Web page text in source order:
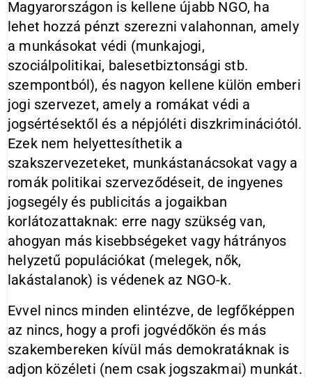
Magyarországon is kellene újabb NGO, ha
lehet hozzá pénzt szerezni valahonnan, amely
a munkásokat védi (munkajogi,
szociálpolitikai, balesetbiztonsági stb.
szempontból), és nagyon kellene külön emberi
jogi szervezet, amely a romákat védi a
jogsértésektől és a népjóléti diszkriminációtól.
Ezek nem helyettesíthetik a
szakszervezeteket, munkástanácsokat vagy a
romák politikai szerveződéseit, de ingyenes
jogsegély és publicitás a jogaikban
korlátozattaknak: erre nagy szükség van,
ahogyan más kisebbségeket vagy hátrányos
helyzetű populációkat (melegek, nők,
lakástalanok) is védenek az NGO-k.
Evvel nincs minden elintézve, de legfőképpen
az nincs, hogy a profi jogvédőkön és más
szakembereken kívül más demokratáknak is
adjon közéleti (nem csak jogszakmai) munkát.